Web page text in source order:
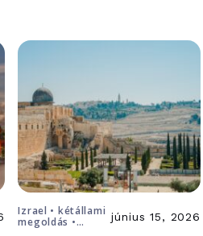
Izrael • kétállami
megoldás •
június 15, 2026